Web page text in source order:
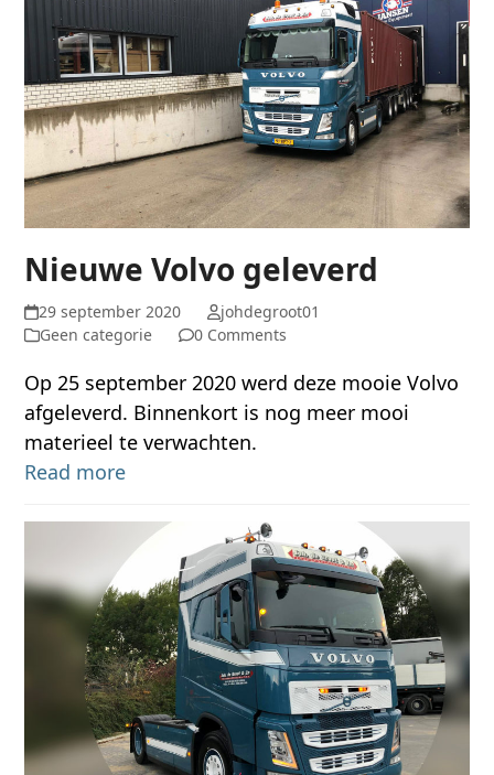
Nieuwe Volvo geleverd
29 september 2020
johdegroot01
Geen categorie
0 Comments
Op 25 september 2020 werd deze mooie Volvo
afgeleverd. Binnenkort is nog meer mooi
materieel te verwachten.
Read more